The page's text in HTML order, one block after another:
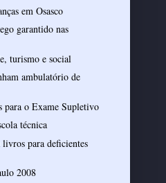
em Osasco
garantido nas
turismo e social
ambulatório de
para o Exame Supletivo
técnica
para deficientes
2008